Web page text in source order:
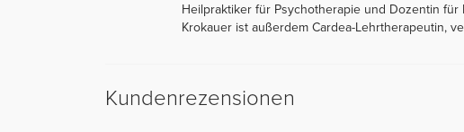
Heilpraktiker für Psychotherapie und Dozentin
Krokauer ist außerdem Cardea-Lehrtherapeutin,
Kundenrezensionen